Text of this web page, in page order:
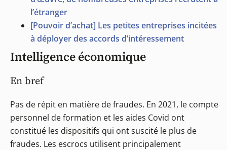
l’étranger
[Pouvoir d’achat] Les petites entreprises incitées
à déployer des accords d’intéressement
Intelligence économique
En bref
Pas de répit en matière de fraudes. En 2021, le compte
personnel de formation et les aides Covid ont
constitué les dispositifs qui ont suscité le plus de
fraudes. Les escrocs utilisent principalement